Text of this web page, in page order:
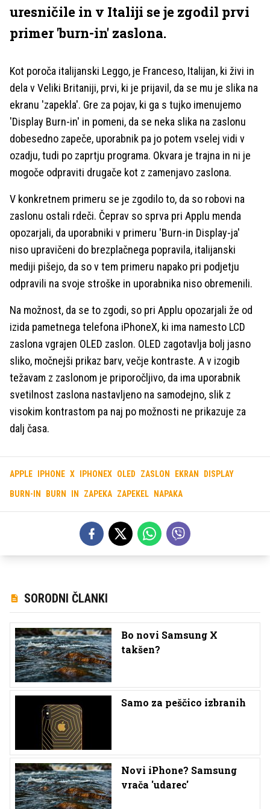
uresničile in v Italiji se je zgodil prvi
primer 'burn-in' zaslona.
Kot poroča italijanski Leggo, je Franceso, Italijan, ki živi in
dela v Veliki Britaniji, prvi, ki je prijavil, da se mu je slika na
ekranu 'zapekla'. Gre za pojav, ki ga s tujko imenujemo
'Display Burn-in' in pomeni, da se neka slika na zaslonu
dobesedno zapeče, uporabnik pa jo potem vselej vidi v
ozadju, tudi po zaprtju programa. Okvara je trajna in ni je
mogoče odpraviti drugače kot z zamenjavo zaslona.
V konkretnem primeru se je zgodilo to, da so robovi na
zaslonu ostali rdeči. Čeprav so sprva pri Applu menda
opozarjali, da uporabniki v primeru 'Burn-in Display-ja'
niso upravičeni do brezplačnega popravila, italijanski
mediji pišejo, da so v tem primeru napako pri podjetju
odpravili na svoje stroške in uporabnika niso obremenili.
Na možnost, da se to zgodi, so pri Applu opozarjali že od
izida pametnega telefona iPhoneX, ki ima namesto LCD
zaslona vgrajen OLED zaslon. OLED zagotavlja bolj jasno
sliko, močnejši prikaz barv, večje kontraste. A v izogib
težavam z zaslonom je priporočljivo, da ima uporabnik
svetilnost zaslona nastavljeno na samodejno, slik z
visokim kontrastom pa naj po možnosti ne prikazuje za
dalj časa.
APPLE IPHONE X IPHONEX OLED ZASLON EKRAN DISPLAY
BURN-IN BURN IN ZAPEKA ZAPEKEL NAPAKA
SORODNI ČLANKI
Bo novi Samsung X
takšen?
Samo za peščico izbranih
Novi iPhone? Samsung
vrača 'udarec'